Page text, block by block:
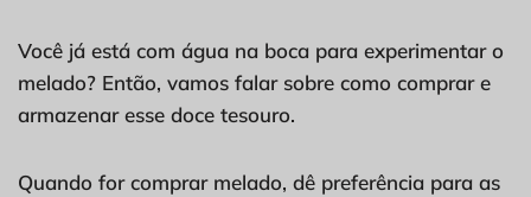
Você já está com água na boca para experimentar o
melado? Então, vamos falar sobre como comprar e
armazenar esse doce tesouro.
Quando for comprar melado, dê preferência para as